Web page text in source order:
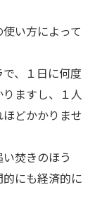
い方によって
、１日に何度
ますし、１人
どかかりませ
焚きのほう
にも経済的に